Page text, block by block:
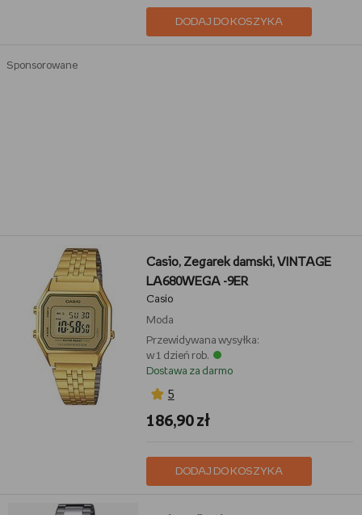
DODAJ DO KOSZYKA
Sponsorowane
Casio, Zegarek damski, VINTAGE
LA680WEGA -9ER
Casio
Moda
Przewidywana wysyłka:
w 1 dzień rob.
Dostawa za darmo
5
186,90 zł
DODAJ DO KOSZYKA